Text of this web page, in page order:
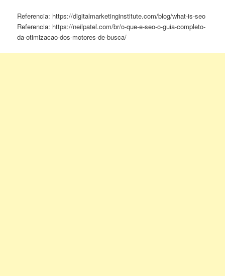
Referencia: https://digitalmarketinginstitute.com/blog/what-is-seo
Referencia: https://neilpatel.com/br/o-que-e-seo-o-guia-completo-
da-otimizacao-dos-motores-de-busca/